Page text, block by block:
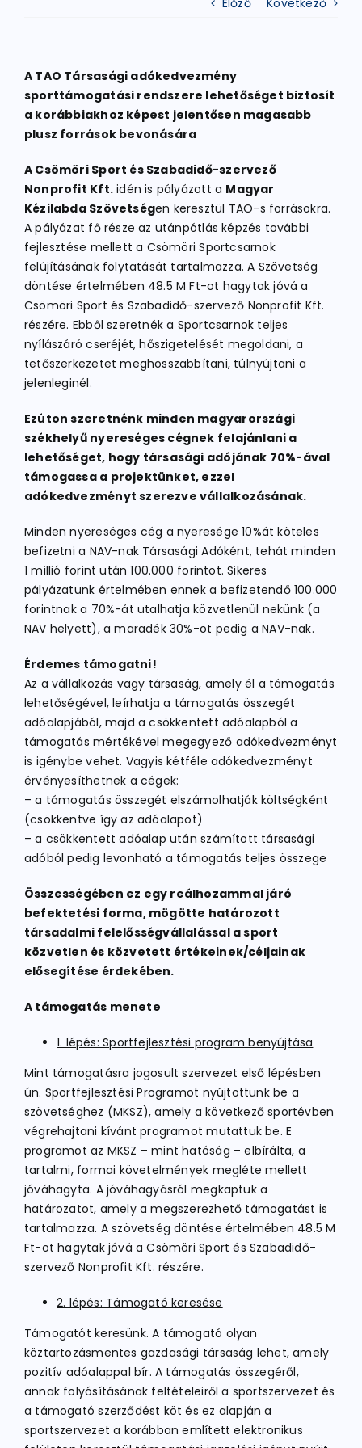
KERÉKPÁR
PÁLYÁK
ELÉRHETŐSÉGEK
TAGDÍJ BEFIZETÉS
Előző Következő
A TAO Társasági adókedvezmény
sporttámogatási rendszere lehetőséget biztosít
a korábbiakhoz képest jelentősen magasabb
plusz források bevonására
A Csömöri Sport és Szabadidő-szervező
Nonprofit Kft.idén is pályázott a Magyar
Kézilabda Szövetségen keresztül TAO-s forrásokra.
A pályázat fő része az utánpótlás képzés további
fejlesztése mellett a Csömöri Sportcsarnok
felújításának folytatását tartalmazza. A Szövetség
döntése értelmében 48.5 M Ft-ot hagytak jóvá a
Csömöri Sport és Szabadidő-szervező Nonprofit Kft.
részére. Ebből szeretnék a Sportcsarnok teljes
nyílászáró cseréjét, hőszigetelését megoldani, a
tetőszerkezetet meghosszabbítani, túlnyújtani a
jelenleginél.
Ezúton szeretnénk minden magyarországi
székhelyű nyereséges cégnek felajánlani a
lehetőséget, hogy társasági adójának 70%-ával
támogassa a projektünket, ezzel
adókedvezményt szerezve vállalkozásának.
Minden nyereséges cég a nyeresége 10%át köteles
befizetni a NAV-nak Társasági Adóként, tehát minden
1 millió forint után 100.000 forintot. Sikeres
pályázatunk értelmében ennek a befizetendő 100.000
forintnak a 70%-át utalhatja közvetlenül nekünk (a
NAV helyett), a maradék 30%-ot pedig a NAV-nak.
Érdemes támogatni!
Az a vállalkozás vagy társaság, amely él a támogatás
lehetőségével, leírhatja a támogatás összegét
adóalapjából, majd a csökkentett adóalapból a
támogatás mértékével megegyező adókedvezményt
is igénybe vehet. Vagyis kétféle adókedvezményt
érvényesíthetnek a cégek:
– a támogatás összegét elszámolhatják költségként
(csökkentve így az adóalapot)
– a csökkentett adóalap után számított társasági
adóból pedig levonható a támogatás teljes összege
Összességében ez egy reálhozammal járó
befektetési forma, mögötte határozott
társadalmi felelősségvállalással a sport
közvetlen és közvetett értékeinek/céljainak
elősegítése érdekében.
A támogatás menete
1. lépés: Sportfejlesztési program benyújtása
Mint támogatásra jogosult szervezet első lépésben
ún. Sportfejlesztési Programot nyújtottunk be a
szövetséghez (MKSZ), amely a következő sportévben
végrehajtani kívánt programot mutattuk be. E
programot az MKSZ – mint hatóság – elbírálta, a
tartalmi, formai követelmények megléte mellett
jóváhagyta. A jóváhagyásról megkaptuk a
határozatot, amely a megszerezhető támogatást is
tartalmazza. A szövetség döntése értelmében 48.5 M
Ft-ot hagytak jóvá a Csömöri Sport és Szabadidő-
szervező Nonprofit Kft. részére.
2. lépés: Támogató keresése
Támogatót keresünk. A támogató olyan
köztartozásmentes gazdasági társaság lehet, amely
pozitív adóalappal bír. A támogatás összegéről,
annak folyósításának feltételeiről a sportszervezet és
a támogató szerződést köt és ez alapján a
sportszervezet a korábban említett elektronikus